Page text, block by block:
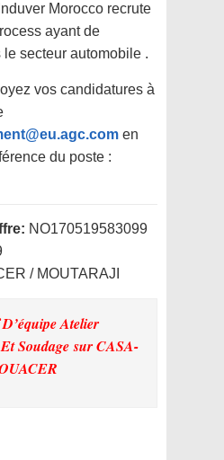
Morocco recrute
ayant de
le secteur automobile .
vos candidatures à
en
du poste :
NO170519583099
/ MOUTARAJI
Atelier
Soudagesur CASA-